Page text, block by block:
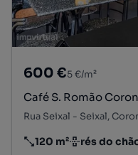
600 €5 €/m²
Café S. Romão
Preço por metro
120 m²
Andar rés do